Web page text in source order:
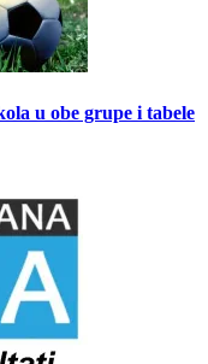
u obe grupe i tabele